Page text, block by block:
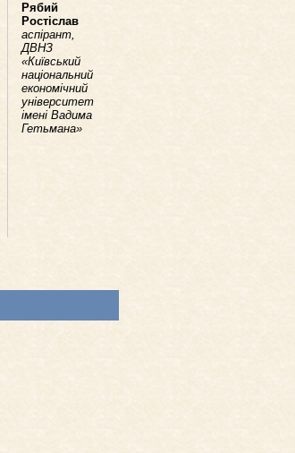
Рябий
Ростіслав
аспірант,
ДВНЗ
«Київський
національний
економічний
університет
імені Вадима
Гетьмана»